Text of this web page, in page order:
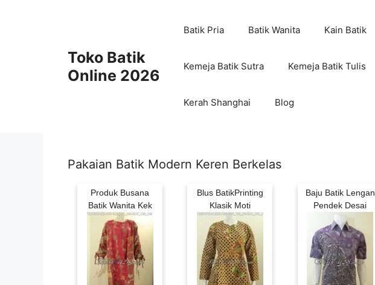
Toko Batik
Online 2026
Batik Pria Batik Wanita Kain Batik
Kemeja Batik Sutra Kemeja Batik Tulis
Kerah Shanghai Blog
Pakaian Batik Modern Keren Berkelas
Produk Busana
Batik Wanita Kek
Blus BatikPrinting
Klasik Moti
Baju Batik Lengan
Pendek Desai